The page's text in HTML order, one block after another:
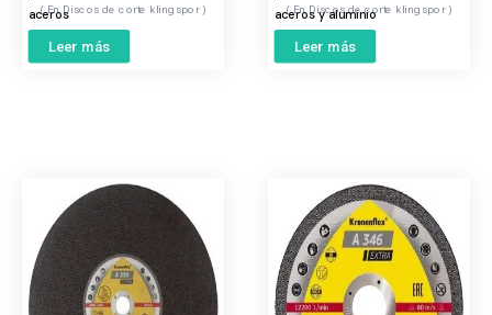
acerosDiscos de corte klingspor
Leer más
aceros y aluminio
Discos de corte klingspor
Leer más